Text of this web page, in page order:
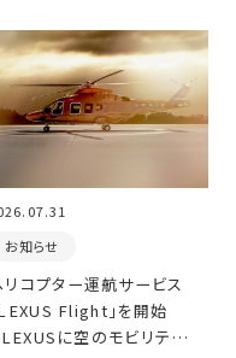
お知らせ
リコプター運航サービス
LEXUS Flight」を開始
に空のモビリティ